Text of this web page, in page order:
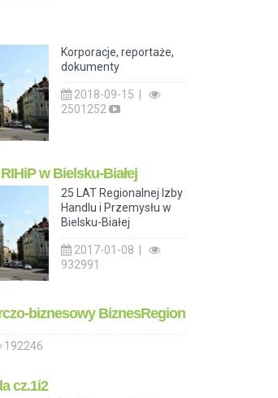
Korporacje, reportaże,
dokumenty
2018-09-15 |
2501252
w Bielsku-Białej
25 LAT Regionalnej Izby
Handlu i Przemysłu w
Bielsku-Białej
2017-01-08 |
932991
biznesowy BiznesRegion
192246
cz.1i2